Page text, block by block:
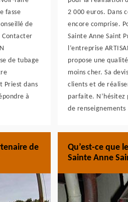
fasse
de
Contacter
de tubage
Priest dans
à
2 000 euros. Dans
encore comprise.
Sainte Anne Saint
l’entreprise
propose une
moins cher. Sa
clients et de
parfaite. N’hésitez
de renseignements
de
Qu’est-ce que
Sainte Anne